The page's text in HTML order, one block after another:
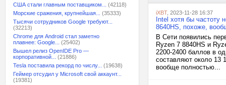
США стали главным поставщиком...
(42118)
Морские сражения, крупнейшая...
(35333)
Тысячи сотрудников Google требуют...
(32213)
Chrome для Android стал заметно
плавнее: Google...
(25402)
Вышел релиз OpenIDE Pro —
корпоративной...
(21886)
Tesla поставила рекорд по числу...
(19638)
Геймер отсудил у Microsoft свой аккаунт...
(19381)
iXBT, 2023-11-28 16:37
Intel хотя бы частоту
8640HS, похоже,
В Сети появились
Ryzen 7 8840HS и
2200-2400 баллов в
составляют около 13
вообще полностью...